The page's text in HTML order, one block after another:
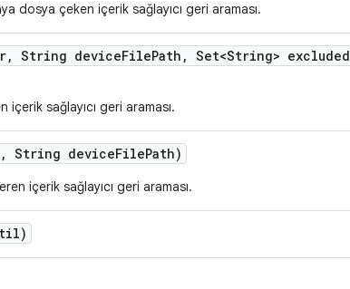
dosya çeken içerik sağlayıcı geri araması.
, String deviceFilePath , Set<String> excluded
sağlayıcı geri araması.
, String deviceFilePath)
içerik sağlayıcı geri araması.